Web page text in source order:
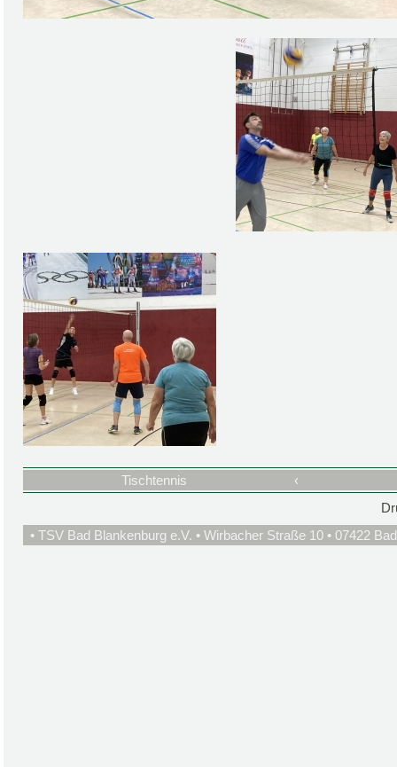
Tischtennis
‹
• TSV Bad Blankenburg e.V. • Wirbacher Straße 10 • 07422